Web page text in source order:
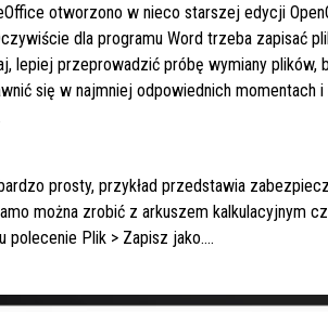
otworzono w nieco starszej edycji
dla programu Word trzeba zapisać
lepiej przeprowadzić próbę wymiany plików,
się w najmniej odpowiednich
prosty, przykład przedstawia
można zrobić z arkuszem kalkulacyjnym
polecenie Plik > Zapisz jako….